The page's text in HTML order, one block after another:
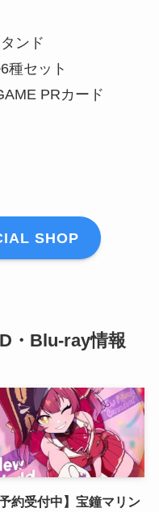
ンド
種セット
PRカード
SHOP
・Blu-ray情報
予約受付中】宝鐘マリン